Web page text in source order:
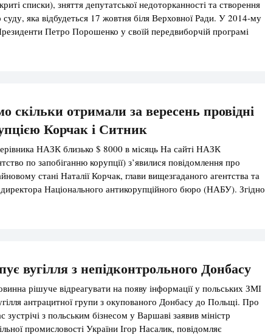
списки), зняття депутатської недоторканності та створення
суду, яка відбудеться 17 жовтня біля Верховної Ради. У 2014-му
Петро Порошенко у своїй передвиборчій програмі
зусиль у рамках своїх конституційних повноважень, щоб до
скільки отримали за вересень провідні
Корчак і Ситник
НАЗК близько $ 8000 в місяць На сайті НАЗК
по запобіганню корупції) з’явилися повідомлення про
стані Наталії Корчак, глави вищезгаданого агентства та
Національного антикорупційного бюро (НАБУ). Згідно
“Про запобігання корупції”, в разі зміни в майновому
вугілля з непідконтрольного Донбасу
рішуче відреагувати на появу інформації у польських ЗМІ
антрацитної групи з окупованого Донбасу до Польщі. Про
зустрічі з польським бізнесом у Варшаві заявив міністр
промисловості України Ігор Насалик, повідомляє